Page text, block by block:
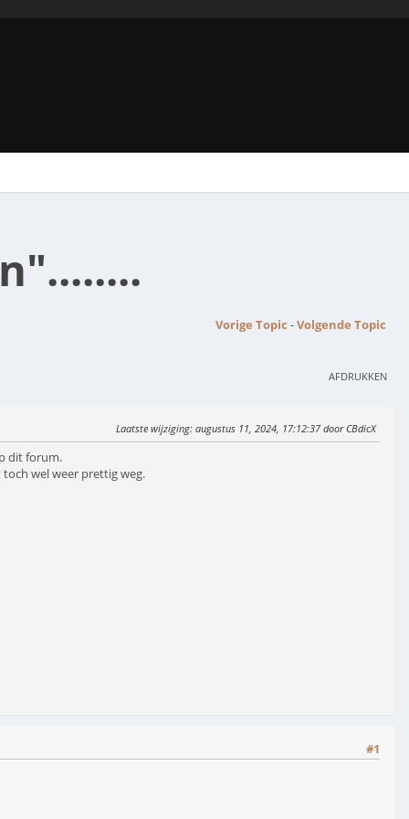
Vorige Topic -Volgende Topic
AFDRUKKEN
Laatste wijziging: augustus 11, 2024, 17:12:37 door CBdicX
dit forum.
wel weer prettig weg.
#1